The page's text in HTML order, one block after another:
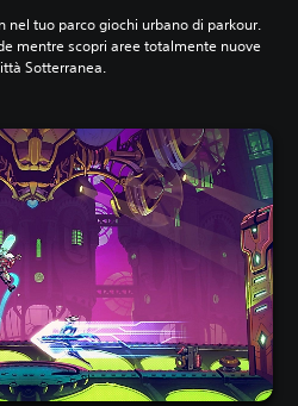
nel tuo parco giochi urbano di parkour.
mentre scopri aree totalmente nuove
Sotterranea.